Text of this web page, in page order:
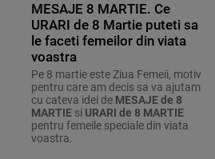
MESAJE 8 MARTIE. Ce
URARI de 8 Martie puteti sa
le faceti femeilor din viata
voastra
Pe 8 martie este Ziua Femeii, motiv
pentru care am decis sa va ajutam
cu cateva idei de MESAJE de 8
MARTIEsi URARI de 8 MARTIE
pentru femeile speciale din viata
voastra.